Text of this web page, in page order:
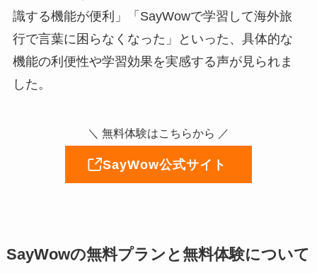
識する機能が便利」「SayWowで学習して海外旅
行で言葉に困らなくなった」といった、具体的な
機能の利便性や学習効果を実感する声が見られま
した。
＼ 無料体験はこちらから ／
SayWow公式サイト
SayWowの無料プランと無料体験について